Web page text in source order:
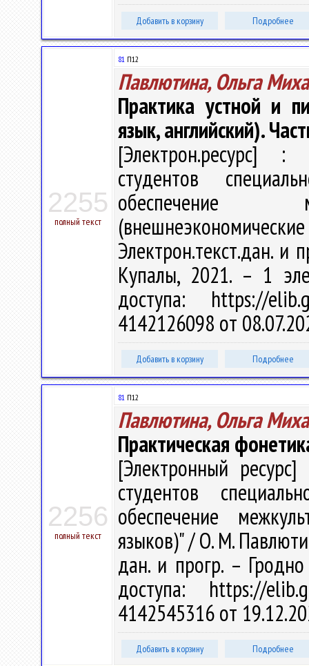
Добавить в корзину Подробнее
2255
полный текст
81 П12
Павлютина, Ольга
Практика устной и
язык, английский).
[Электрон.ресурс] :
студентов
обеспечение
Электрон.текст.дан. и
Купалы, 2021. – 1
доступа: https://
4142126098 от
Добавить в корзину Подробнее
2256
полный текст
81 П12
Павлютина, Ольга
Практическая
[Электронный
студентов
обеспечение
языков)" / О. М.
дан. и прогр. –
доступа: https://
4142545316 от
Добавить в корзину Подробнее